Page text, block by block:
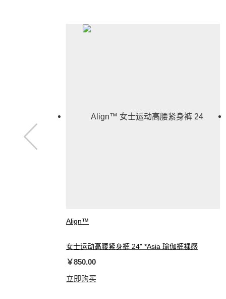
Align™
女士运动高腰紧身裤 24" *Asia 瑜伽裤裸感
￥850.00
立即购买